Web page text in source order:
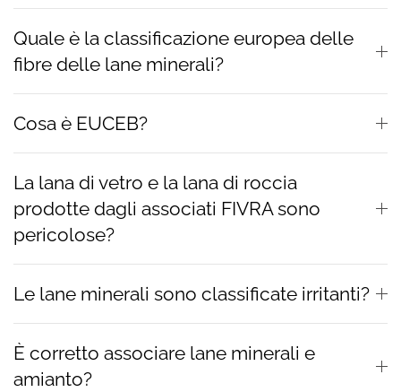
Quale è la classificazione europea delle
fibre delle lane minerali?
Cosa è EUCEB?
La lana di vetro e la lana di roccia
prodotte dagli associati FIVRA sono
pericolose?
Le lane minerali sono classificate irritanti?
È corretto associare lane minerali e
amianto?